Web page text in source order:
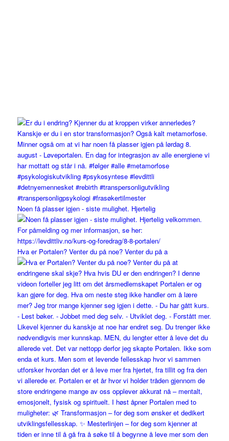
Noen få plasser igjen - siste mulighet. Hjertelig
Hva er Portalen? Venter du på noe? Venter du på a